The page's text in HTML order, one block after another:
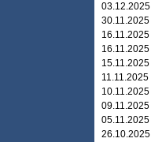
03.12.2025
30.11.2025
16.11.2025
16.11.2025
15.11.2025
11.11.2025
10.11.2025
09.11.2025
05.11.2025
26.10.2025